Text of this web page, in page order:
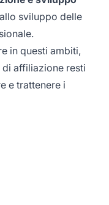
sviluppo delle
in questi ambiti,
affiliazione resti
e trattenere i